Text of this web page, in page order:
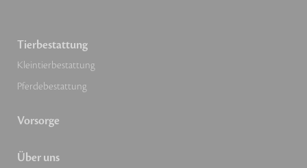
Tierbestattung
Kleintierbestattung
Pferdebestattung
Vorsorge
Über uns